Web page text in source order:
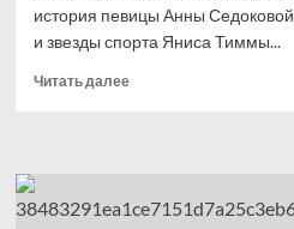
история певицы Анны Седоковой
и звезды спорта Яниса Тиммы...
Читать далееПрочитать
рассказала